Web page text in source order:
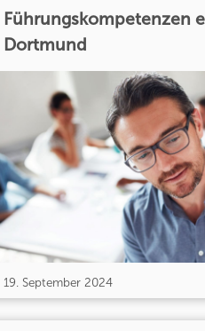
Führungskompetenzen
Dortmund
19. September 2024